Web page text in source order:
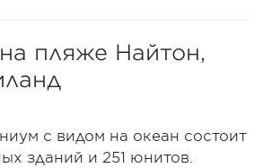
пляже Найтон,
с видом на океан состоит
зданий и 251 юнитов.